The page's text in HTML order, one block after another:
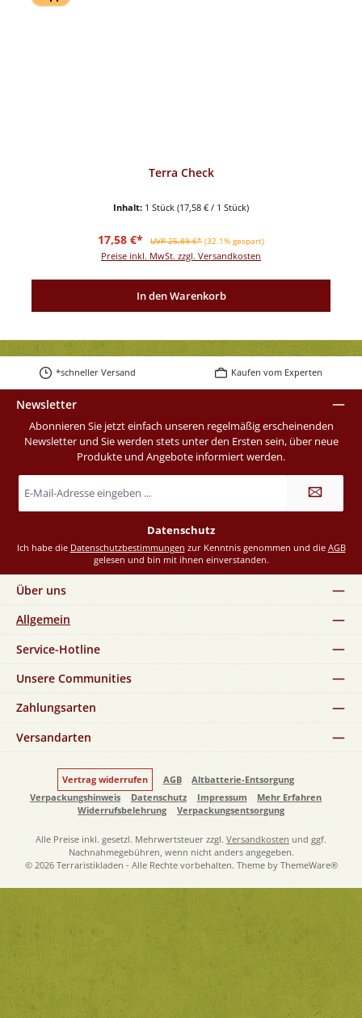
Terra Check
Inhalt: 1 Stück (17,58 € / 1 Stück)
Verkaufspreis:
17,58 €* Regulärer Preis:
UVP 25,89 €* (32.1% gespart)
Preise inkl. MwSt. zzgl. Versandkosten
In den Warenkorb
*schneller Versand Kaufen vom Experten
Newsletter
Abonnieren Sie jetzt einfach unseren regelmäßig erscheinenden
Newsletter und Sie werden stets unter den Ersten sein, über neue
Produkte und Angebote informiert werden.
E-
Mail-
Datenschutz
Ich habe die Datenschutzbestimmungen zur Kenntnis genommen und die AGB
gelesen und bin mit ihnen einverstanden.
Über uns
Allgemein
Service-Hotline
Unsere Communities
Zahlungsarten
Versandarten
Vertrag widerrufen AGB
Altbatterie-Entsorgung
Verpackungshinweis
Datenschutz Impressum
Mehr Erfahren
Widerrufsbelehrung
Verpackungsentsorgung
Alle Preise inkl. gesetzl. Mehrwertsteuer zzgl. Versandkosten und ggf.
Nachnahmegebühren, wenn nicht anders angegeben.
© 2026 Terraristikladen - Alle Rechte vorbehalten. Theme by ThemeWare®